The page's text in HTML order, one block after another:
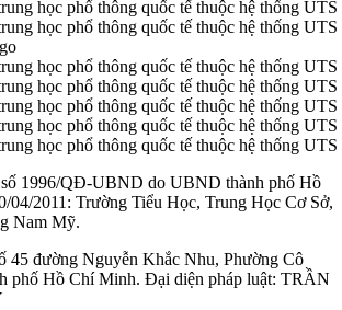
số 1996/QĐ-UBND do UBND thành phố Hồ
04/2011: Trường Tiểu Học, Trung Học Cơ Sở,
Nam Mỹ.
45 đường Nguyễn Khắc Nhu, Phường Cô
phố Hồ Chí Minh. Đại diện pháp luật: TRẦN